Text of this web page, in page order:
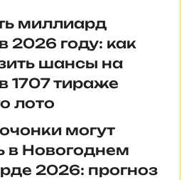
миллиард
2026 году: как
шансы на
1707 тираже
лото
могут
в Новогоднем
2026: прогноз